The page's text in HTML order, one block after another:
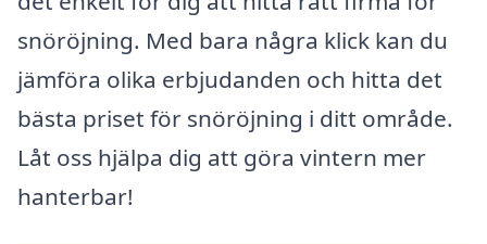
snöröjning. Med bara några klick kan du
jämföra olika erbjudanden och hitta det
bästa priset för snöröjning i ditt område.
Låt oss hjälpa dig att göra vintern mer
hanterbar!